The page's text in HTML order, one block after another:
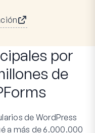
por
de
de WordPress
a más de 6.000.000